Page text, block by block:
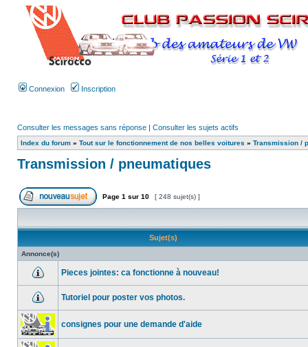
Connexion Inscription
Consulter les messages sans réponse | Consulter les sujets actifs
Index du forum » Tout sur le fonctionnement de nos belles voitures » Transmission /
Transmission / pneumatiques
Page 1 sur 10 [ 248 sujet(s) ]
Sujet(s)
Annonce(s)
Pieces jointes: ca fonctionne à nouveau!
Tutoriel pour poster vos photos.
consignes pour une demande d'aide